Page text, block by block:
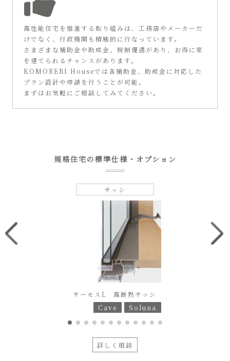
高性能住宅を推進する取り組みは、工務店やメーカーだ
けでなく、行政機関も積極的に行なっています。
さまざまな補助金や助成金、税制優遇があり、お得に家
を建てられるチャンスがあります。
KOMOREBI Houseでは各補助金、助成金に対応した
プラン設計や申請を行うことが可能。
まずはお気軽にご相談してみてください。
規格住宅の標準仕様・オプション
サッシ
サーモスL 高断熱サッシ
Cave
Soluna
詳しく相談